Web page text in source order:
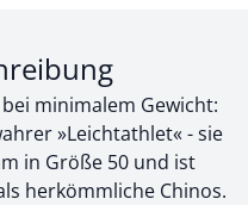
minimalem Gewicht:
»Leichtathlet« - sie
in Größe 50 und ist
herkömmliche Chinos.